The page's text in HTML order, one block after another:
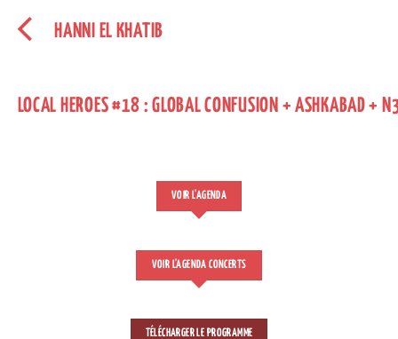
HANNI EL KHATIB
LOCAL HEROES #18 : GLOBAL CONFUSION + ASHKABAD +
VOIR L'AGENDA
VOIR L'AGENDA CONCERTS
TÉLÉCHARGER LE PROGRAMME